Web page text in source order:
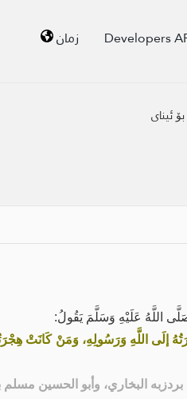
Developers زمان
ئینای
اللَّهُ عَلَيْهِ وَسَلَّمَ يَقُولُ:
اللَّهِ وَرَسُولِهِ، وَمَنْ كَانَتْ
بردزبه البخاري، وأبو الحسين